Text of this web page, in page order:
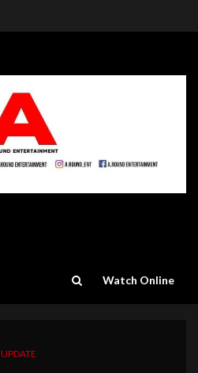
Watch Online
UPDATE